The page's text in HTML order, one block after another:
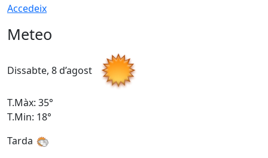
Accedeix
Meteo
Dissabte, 8 d’agost
T.Màx: 35°
T.Min: 18°
Tarda